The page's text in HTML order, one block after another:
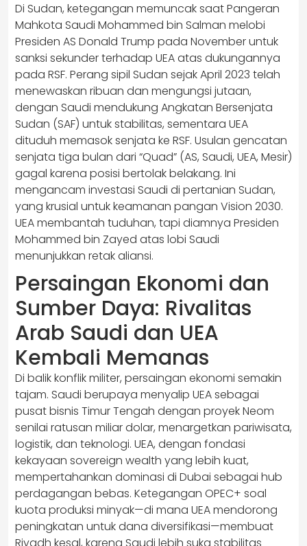
Di Sudan, ketegangan memuncak saat Pangeran
Mahkota Saudi Mohammed bin Salman melobi
Presiden AS Donald Trump pada November untuk
sanksi sekunder terhadap UEA atas dukungannya
pada RSF. Perang sipil Sudan sejak April 2023 telah
menewaskan ribuan dan mengungsi jutaan,
dengan Saudi mendukung Angkatan Bersenjata
Sudan (SAF) untuk stabilitas, sementara UEA
dituduh memasok senjata ke RSF. Usulan gencatan
senjata tiga bulan dari “Quad” (AS, Saudi, UEA, Mesir)
gagal karena posisi bertolak belakang. Ini
mengancam investasi Saudi di pertanian Sudan,
yang krusial untuk keamanan pangan Vision 2030.
UEA membantah tuduhan, tapi diamnya Presiden
Mohammed bin Zayed atas lobi Saudi
menunjukkan retak aliansi.
Persaingan Ekonomi dan
Sumber Daya: Rivalitas
Arab Saudi dan UEA
Kembali Memanas
Di balik konflik militer, persaingan ekonomi semakin
tajam. Saudi berupaya menyalip UEA sebagai
pusat bisnis Timur Tengah dengan proyek Neom
senilai ratusan miliar dolar, menargetkan pariwisata,
logistik, dan teknologi. UEA, dengan fondasi
kekayaan sovereign wealth yang lebih kuat,
mempertahankan dominasi di Dubai sebagai hub
perdagangan bebas. Ketegangan OPEC+ soal
kuota produksi minyak—di mana UEA mendorong
peningkatan untuk dana diversifikasi—membuat